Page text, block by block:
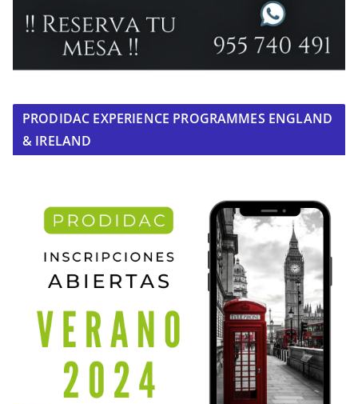
PRODIDAC EXPERIENCE PROGRAMMES ENGLAND
& IRELAND